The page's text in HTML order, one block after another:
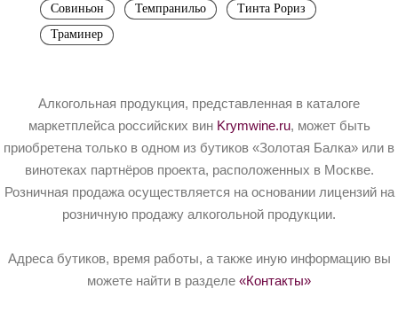
Совиньон
Темпранильо
Тинта Рориз
Траминер
Алкогольная продукция, представленная в каталоге
маркетплейса российских вин Krymwine.ru, может быть
приобретена только в одном из бутиков «Золотая Балка» или в
винотеках партнёров проекта, расположенных в Москве.
Розничная продажа осуществляется на основании лицензий на
розничную продажу алкогольной продукции.
Адреса бутиков, время работы, а также иную информацию вы
можете найти в разделе «Контакты»